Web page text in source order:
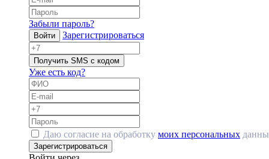
Забыли пароль?
Войти Зарегистрироваться
Получить SMS с кодом
Уже есть код?
Даю согласие на обработку моих персональных
Зарегистрироваться